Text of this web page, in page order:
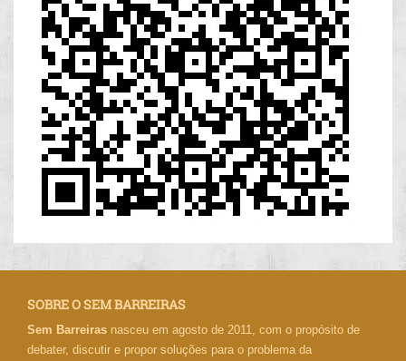
SOBRE O SEM BARREIRAS
Sem Barreiras nasceu em agosto de 2011, com o propósito de
debater, discutir e propor soluções para o problema da